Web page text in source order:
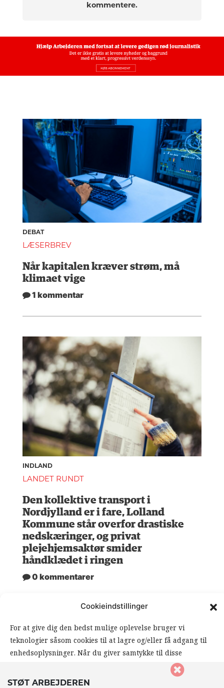
Cookieindstillinger
For at give dig den bedst mulige oplevelse bruger vi
teknologier såsom cookies til at lagre og/eller få adgang til
enhedsoplysninger. Når du giver samtykke til disse
teknologier, giver du os mulighed for at behandle data såsom
din browseradfærd eller unikke ID’er på dette website. Hvis
kommentere.
DEBAT
LÆSERBREV
Når kapitalen kræver strøm, må
klimaet vige
1 kommentar
INDLAND
LANDET RUNDT
Den kollektive transport i
Nordjylland er i fare, Lolland
Kommune står overfor drastiske
nedskæringer, og privat
plejehjemsaktør smider
håndklædet i ringen
0 kommentarer
STØT ARBEJDEREN